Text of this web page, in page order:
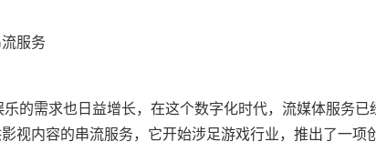
服务
的需求也日益增长，在这个数字化时代，流媒体服务
视内容的串流服务，它开始涉足游戏行业，推出了一项